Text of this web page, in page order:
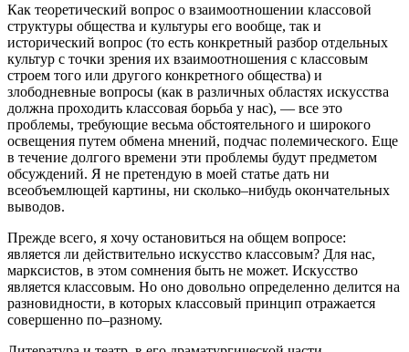
Как теоретический вопрос о взаимоотношении классовой
структуры общества и культуры его вообще, так и
исторический вопрос (то есть конкретный разбор отдельных
культур с точки зрения их взаимоотношения с классовым
строем того или другого конкретного общества) и
злободневные вопросы (как в различных областях искусства
должна проходить классовая борьба у нас), — все это
проблемы, требующие весьма обстоятельного и широкого
освещения путем обмена мнений, подчас полемического. Еще
в течение долгого времени эти проблемы будут предметом
обсуждений. Я не претендую в моей статье дать ни
всеобъемлющей картины, ни сколько–нибудь окончательных
выводов.
Прежде всего, я хочу остановиться на общем вопросе:
является ли действительно искусство классовым? Для нас,
марксистов, в этом сомнения быть не может. Искусство
является классовым. Но оно довольно определенно делится на
разновидности, в которых классовый принцип отражается
совершенно по–разному.